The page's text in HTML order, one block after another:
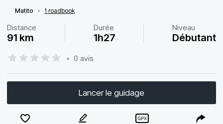
Matito • 1 roadbook
Distance
91 km
Durée
1h27
Niveau
Débutant
• 0 avis
Lancer le guidage